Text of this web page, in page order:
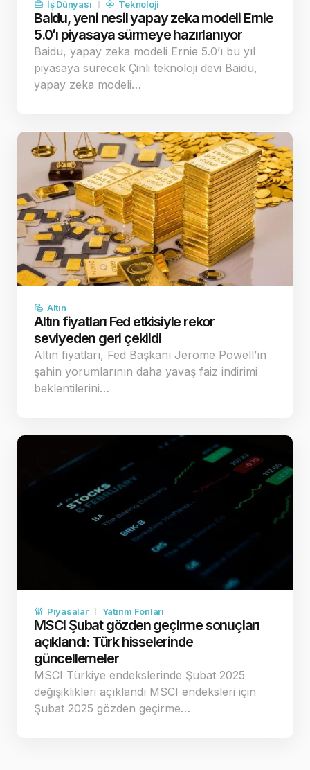
İş Dünyası Teknoloji
Baidu, yeni nesil yapay zeka modeli Ernie
5.0’ı piyasaya sürmeye hazırlanıyor
Baidu, yapay zeka modeli Ernie 5.0’ı bu yıl
piyasaya sürecek Çinli teknoloji devi Baidu,
yapay zeka modeli…
Altın
Altın fiyatları Fed etkisiyle rekor
seviyeden geri çekildi
Altın fiyatları, Fed Başkanı Jerome Powell’ın
şahin yorumlarının daha yavaş faiz indirimi
beklentilerini…
Piyasalar Yatırım Fonları
MSCI Şubat gözden geçirme sonuçları
açıklandı: Türk hisselerinde
güncellemeler
MSCI Türkiye endekslerinde Şubat 2025
değişiklikleri açıklandı MSCI endeksleri için
Şubat 2025 gözden geçirme…